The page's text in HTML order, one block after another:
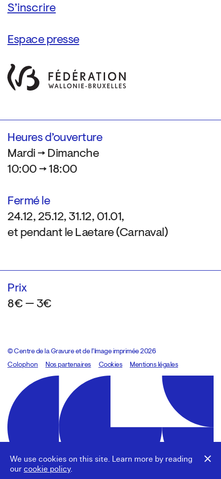
We use cookies on this site. Learn more by reading
our cookie policy.
Espace presse
Heures d’ouverture
Mardi → Dimanche
10:00 → 18:00
Fermé le
24.12, 25.12, 31.12, 01.01,
et pendant le Laetare (Carnaval)
Prix
8€ — 3€
© Centre de la Gravure et de l’Image imprimée 2026
Colophon
Design:Marcel Kaczmarek, code:8080.studio
Nos partenaires Cookies Mentions légales